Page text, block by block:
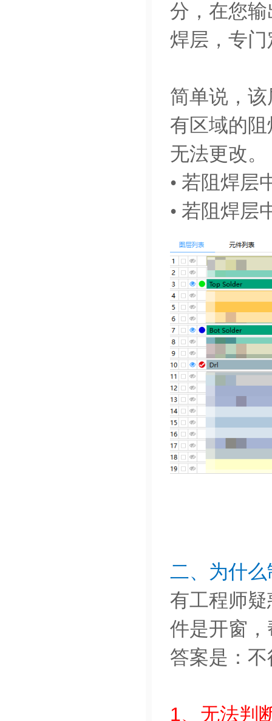
分，在您
焊层，专
简单说，
有区域的
无法更改。
• 若阻焊层
• 若阻焊层
二、为什
有工程师疑
件是开窗
答案是：
1、无法判